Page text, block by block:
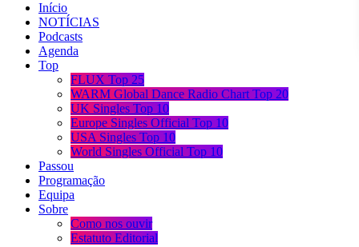
Início
NOTÍCIAS
Podcasts
Agenda
Top
FLUX Top 25
WARM Global Dance Radio Chart Top 20
UK Singles Top 10
Europe Singles Official Top 10
USA Singles Top 10
World Singles Official Top 10
Passou
Programação
Equipa
Sobre
Como nos ouvir
Estatuto Editorial